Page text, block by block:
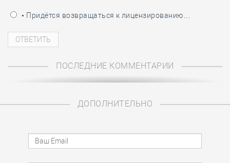
• Придётся возвращаться к лицензированию…
ПОСЛЕДНИЕ КОММЕНТАРИИ
ДОПОЛНИТЕЛЬНО